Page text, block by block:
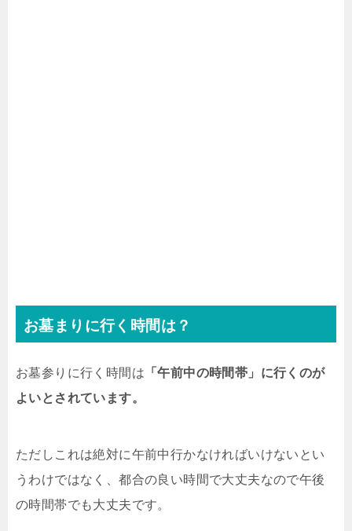
お墓まりに行く時間は？
お墓参りに行く時間は 「午前中の時間帯」に行くのが
よいとされています。
ただしこれは絶対に午前中行かなければいけないとい
うわけではなく、都合の良い時間で大丈夫なので午後
の時間帯でも大丈夫です。